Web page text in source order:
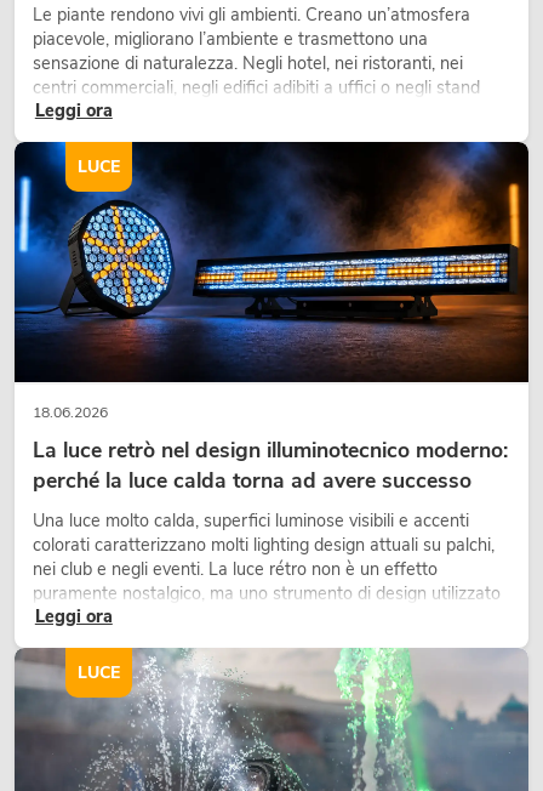
EUROLITE LED IP T-Bar 16 QCL Barra
No. 51914107
La giacenza è di circa 12 sett.
299,00
Le piante rendono vivi gli ambienti. Creano un’atmosfera
piacevole, migliorano l’ambiente e trasmettono una
sensazione di naturalezza. Negli hotel, nei ristoranti, nei
centri commerciali, negli edifici adibiti a uffici o negli stand
fieristici, una vegetazione di alta qualità è ormai parte
Leggi ora
18.06.2026
La luce retrò nel design illuminotecnico moderno:
perché la luce calda torna ad avere successo
Una luce molto calda, superfici luminose visibili e accenti
colorati caratterizzano molti lighting design attuali su palchi,
nei club e negli eventi. La luce rétro non è un effetto
puramente nostalgico, ma uno strumento di design utilizzato
in modo consapevole: crea atmosfera, dona carattere alle
Leggi ora
LUCE
LUCE